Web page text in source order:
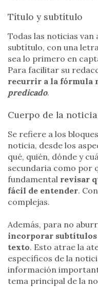
Título y subtítulo
Todas las noticias
subtítulo, con una
sea lo primero en
Para facilitar su
recurrir a la fórmula
predicado.
Cuerpo de la noticia
Se refiere a los
noticia, desde los
qué, quién, dónde y
secundaria como por
fundamental revisar
fácil de entender.
complejas.
Además, para no
incorporar subtítulos
texto. Esto atrae la
específicos de la
información
tema principal de la